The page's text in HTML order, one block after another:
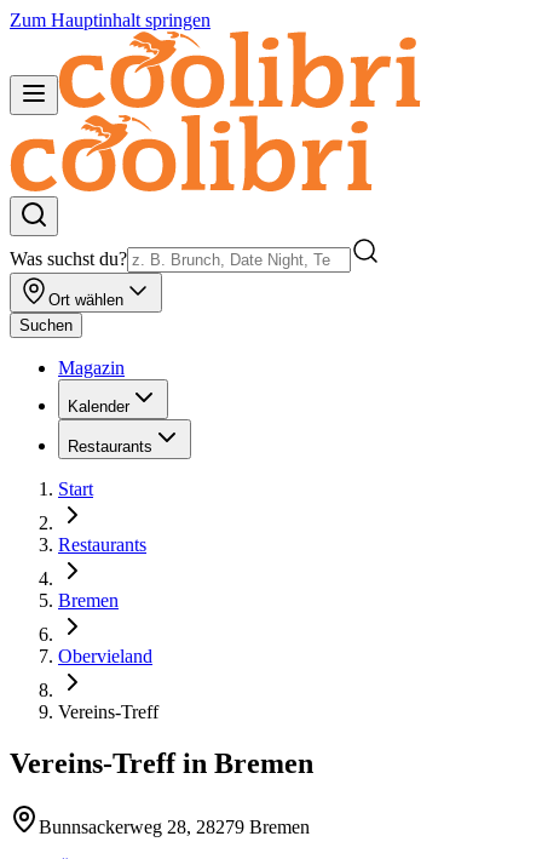
Zum Hauptinhalt springen
Was suchst du?
Ort wählen
Suchen
Magazin
Kalender
Restaurants
Start
Restaurants
Bremen
Obervieland
Vereins-Treff
Vereins-Treffin Bremen
Bunnsackerweg 28, 28279 Bremen